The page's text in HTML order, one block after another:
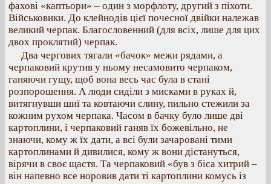
фахові «каптьори» – один з морфлоту, другий з піхоти.
Військовики. До клейнодів цієї почесної двійки належав
великий черпак. Благословенний (для всіх, лише для цих
двох проклятий) черпак.
Два чергових тягали «бачок» межи рядами, а
черпаковий крутив у ньому несамовито черпаком,
ганяючи гущу, щоб вона весь час була в стані
розпорошення. А люди сиділи з мисками в руках й,
витягнувши шиї та ковтаючи слину, пильно стежили за
кожним рухом черпака. Часом в бачку було лише дві
картоплини, і черпаковий ганяв їх божевільно, не
знаючи, кому ж їх дати, а всі були зачаровані тими
картоплинами й дивилися, кому ж вони дістануться,
вірячи в своє щастя. Та черпаковий «був з біса хитрий –
він напевно все норовив дати ті картоплини комусь із